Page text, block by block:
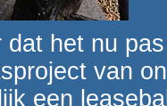
dat het nu
van
een